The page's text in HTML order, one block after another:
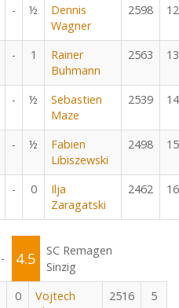
- ½
Dennis
Wagner
2598 12
- 1
Rainer
Buhmann
2563 13
- ½
Sebastien
Maze
2539 14
- ½
Fabien
Libiszewski
2498 15
- 0
Ilja
Zaragatski
2462 16
- 4.5
SC Remagen
Sinzig
0
Vojtech
2516 5